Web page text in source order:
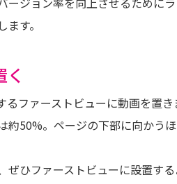
す。
ファーストビューに動画を置
約50%。ページの下部に向かう
ひファーストビューに設置する